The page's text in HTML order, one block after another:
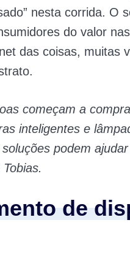
nesta corrida. O
do valor
das coisas, muitas
começam a
inteligentes e
podem
de